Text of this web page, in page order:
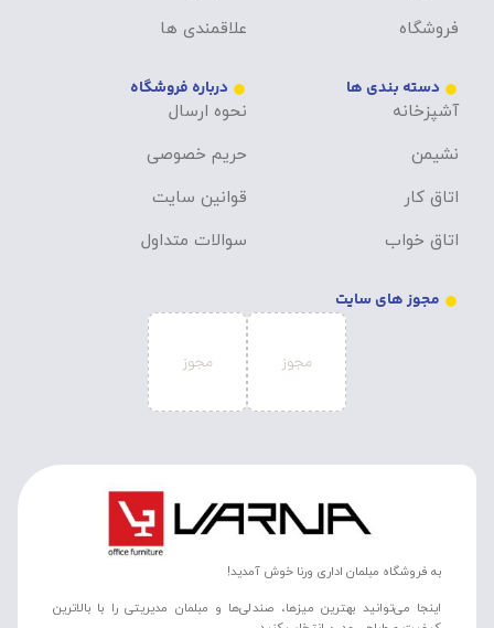
فروشگاه
علاقمندی ها
دسته بندی ها
آشپزخانه
نشیمن
اتاق کار
اتاق خواب
درباره فروشگاه
نحوه ارسال
حریم خصوصی
قوانین سایت
سوالات متداول
مجوز های سایت
به فروشگاه مبلمان اداری ورنا خوش آمدید!
اینجا می‌توانید بهترین میزها، صندلی‌ها و مبلمان مدیریتی را با بالاترین